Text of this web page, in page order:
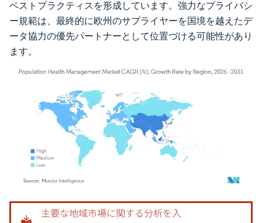
ベストプラクティスを形成しています。強力なプライバシ
ー規範は、最終的に欧州のサプライヤーを国境を越えたデ
ータ協力の優先パートナーとして位置づける可能性があり
ます。
画像 © Mordor Intelligence。再利用にはCC BY 4.0の表示が必要です。